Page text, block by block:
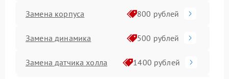
Замена корпуса 800 рублей
Замена динамика 500 рублей
Замена датчика холла 1400 рублей